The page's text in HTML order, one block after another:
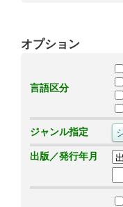
オプション
言語区分
ジャンル指定
出版／発行年月